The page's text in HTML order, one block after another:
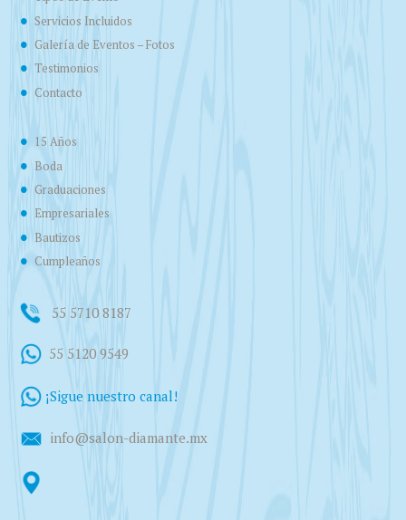
Servicios Incluidos
Galería de Eventos – Fotos
Testimonios
Contacto
15 Años
Boda
Graduaciones
Empresariales
Bautizos
Cumpleaños
55 5710 8187
55 5120 9549
¡Sigue nuestro canal!
info@salon-diamante.mx